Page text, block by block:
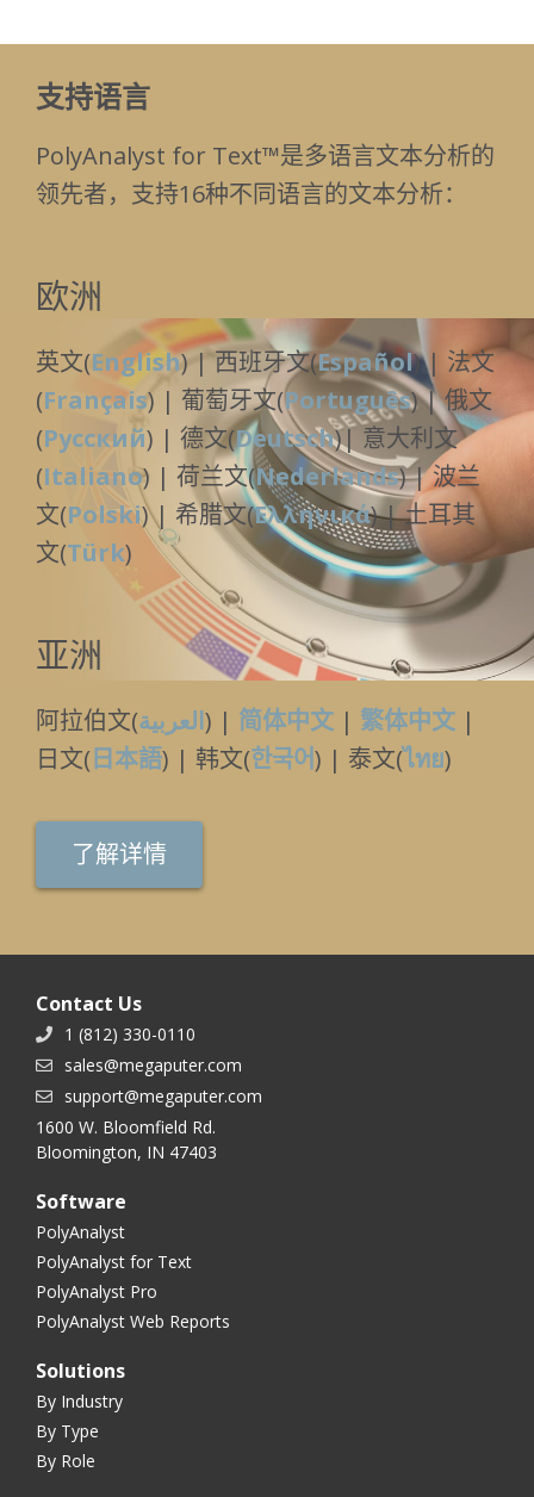
支持语言
PolyAnalyst for Text™是多语言文本分析的
领先者，支持16种不同语言的文本分析：
欧洲
英文(English) | 西班牙文(Español) | 法文
(Français) | 葡萄牙文(Português) | 俄文
(Русский) | 德文(Deutsch)| 意大利文
(Italiano) | 荷兰文(Nederlands) | 波兰
文(Polski) | 希腊文(Ελληνικά) | 土耳其
文(Türk)
亚洲
阿拉伯文(العربية) | 简体中文 | 繁体中文 |
日文( 日本語) | 韩文(한국어) | 泰文(ไทย)
了解详情
Contact Us
1 (812) 330-0110
sales@megaputer.com
support@megaputer.com
1600 W. Bloomfield Rd.
Bloomington, IN 47403
Software
PolyAnalyst
PolyAnalyst for Text
PolyAnalyst Pro
PolyAnalyst Web Reports
Solutions
By Industry
By Type
By Role